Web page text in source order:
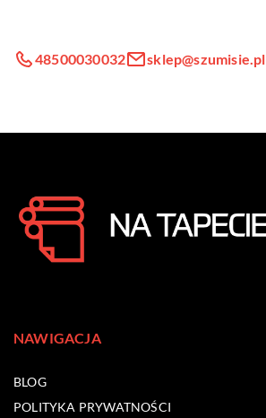
48500030032 sklep@szumisie.pl
NAWIGACJA
BLOG
POLITYKA PRYWATNOŚCI